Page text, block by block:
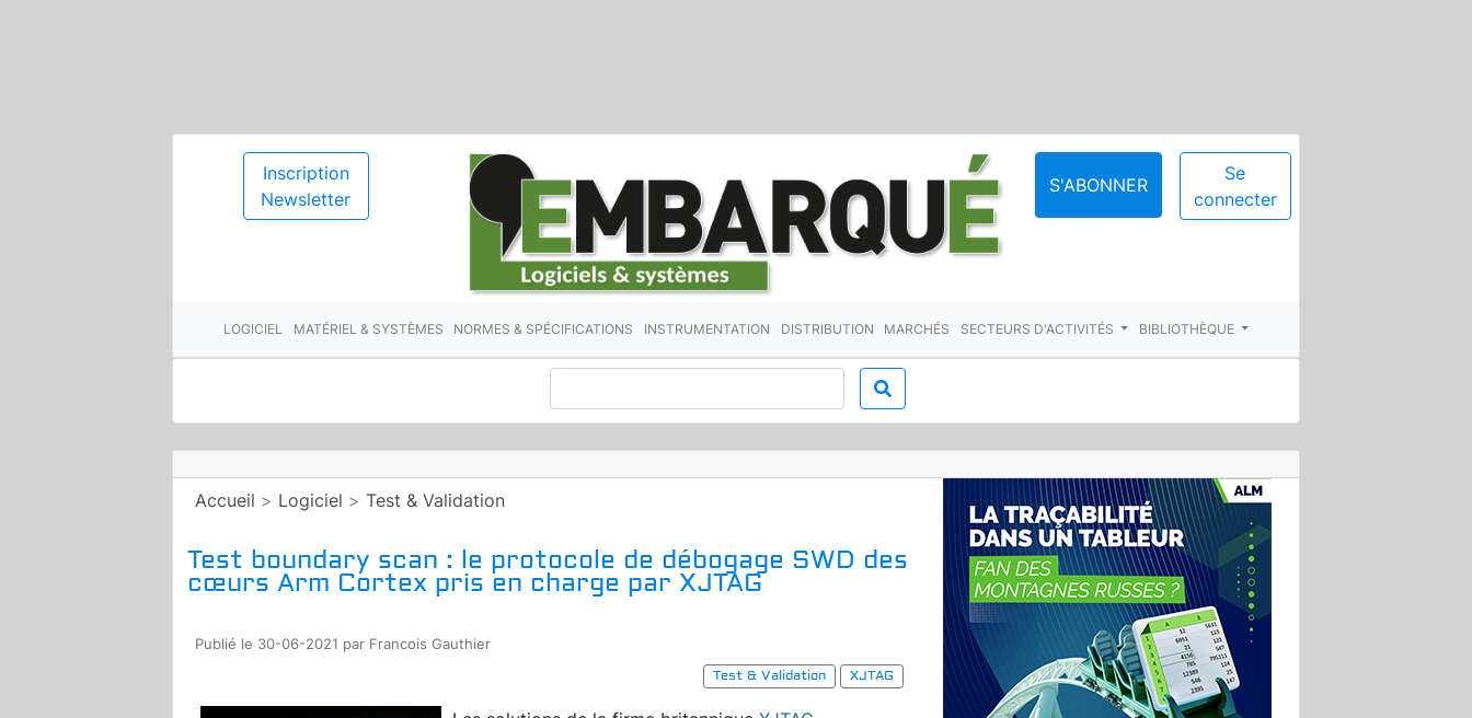
Inscription
Newsletter
S'ABONNER
Se
connecter
LOGICIEL MATÉRIEL & SYSTÈMES NORMES & SPÉCIFICATIONS INSTRUMENTATION DISTRIBUTION MARCHÉS SECTEURS D'ACTIVITÉS BIBLIOTHÈQUE
Accueil > Logiciel > Test & Validation
Test boundary scan : le protocole de débogage SWD des
cœurs Arm Cortex pris en charge par XJTAG
Publié le 30-06-2021 par Francois Gauthier
Test & Validation
XJTAG